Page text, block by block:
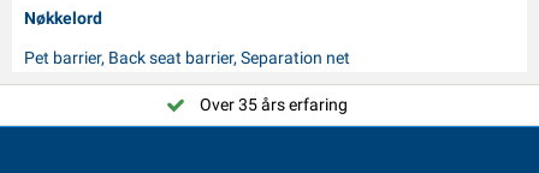
Nøkkelord
Pet barrier, Back seat barrier, Separation net
Over 35 års erfaring